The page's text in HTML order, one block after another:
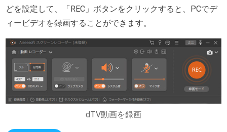
どを設定して、「REC」ボタンをクリックすると、PCでデ
ィービデオを録画することができます。
dTV動画を録画